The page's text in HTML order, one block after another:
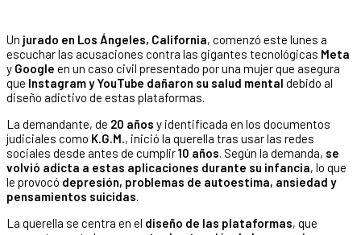
Un jurado en Los Ángeles, California, comenzó este lunes a
escuchar las acusaciones contra las gigantes tecnológicas Meta
y Google en un caso civil presentado por una mujer que asegura
que Instagram y YouTube dañaron su salud mental debido al
diseño adictivo de estas plataformas.
La demandante, de 20 años y identificada en los documentos
judiciales como K.G.M., inició la querella tras usar las redes
sociales desde antes de cumplir10 años. Según la demanda, se
volvió adicta a estas aplicaciones durante su infancia, lo que
le provocó depresión, problemas de autoestima, ansiedad y
pensamientos suicidas.
La querella se centra en el diseño de las plataformas, que